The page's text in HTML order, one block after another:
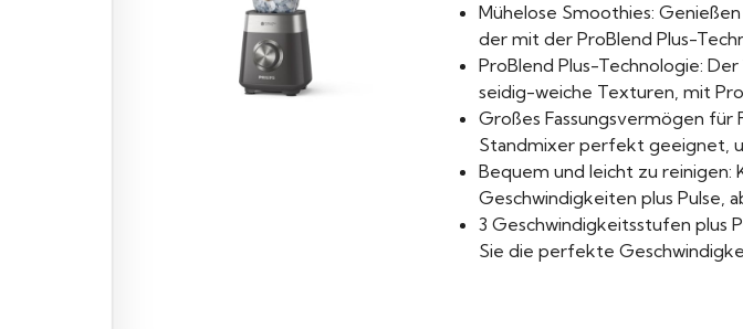
Mühelose Smoothies:
der mit der ProBlend Plus-
ProBlend Plus-Technologie:
seidig-weiche Texturen, mit
Großes Fassungsvermögen für
Standmixer perfekt geeignet,
Bequem und leicht zu
Geschwindigkeiten plus Pulse,
3 Geschwindigkeitsstufen plus
Sie die perfekte